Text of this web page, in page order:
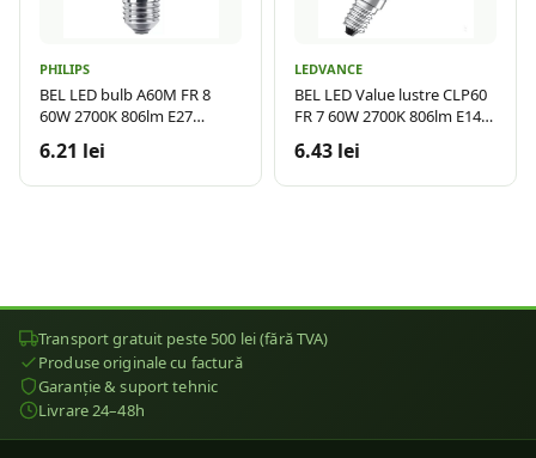
PHILIPS
BEL LED bulb A60M FR 8
60W 2700K 806lm E27
6.21 lei
LEDVANCE
BEL LED Value lustre CLP60
FR 7 60W 2700K 806lm E14
6.43 lei
Transport gratuit peste 500 lei (fără TVA)
Produse originale cu factură
Garanție & suport tehnic
Livrare 24–48h